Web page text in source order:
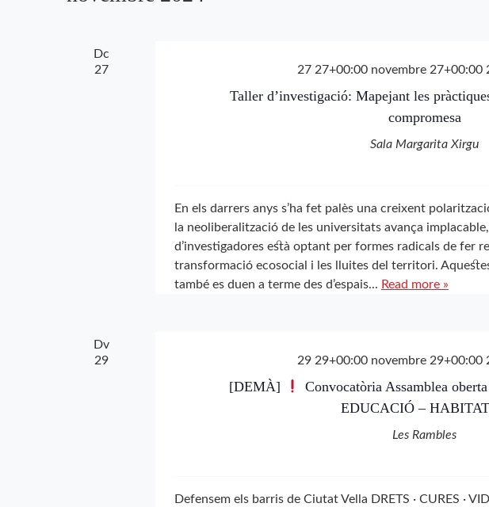
Dc
27
27 27+00:00 novembre 27+00:00
Taller d’investigació: Mapejant les
compromesa
Sala Margarita Xirgu
En els darrers anys s’ha fet palès una creixent
la neoliberalització de les universitats avança
d’investigadores està optant per formes radicals de fer
transformació ecosocial i les lluites del territori.
també es duen a terme des d’espais... Read more »
Dv
29
29 29+00:00 novembre 29+00:00
[DEMÀ]
Convocatòria Assamblea
EDUCACIÓ –
Les Rambles
Defensem els barris de Ciutat Vella DRETS · CURES ·